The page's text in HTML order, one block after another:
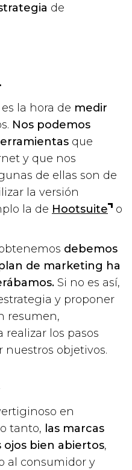
de
la hora de medir
Nos podemos
que
y que nos
de ellas son de
la versión
la de Hootsuite
o
debemos
de marketing ha
Si no es así,
y proponer
resumen,
los pasos
nuestros objetivos.
en
tanto, las marcas
bien abiertos,
al consumidor y